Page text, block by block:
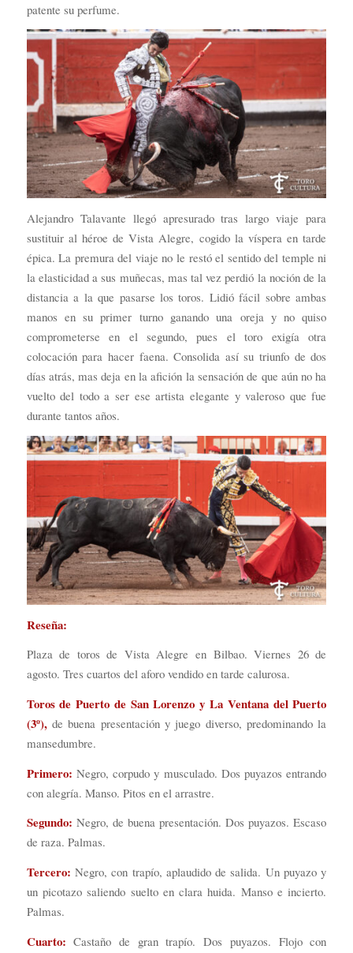
patente su perfume.
Alejandro Talavante llegó apresurado tras largo viaje para
sustituir al héroe de Vista Alegre, cogido la víspera en tarde
épica. La premura del viaje no le restó el sentido del temple ni
la elasticidad a sus muñecas, mas tal vez perdió la noción de la
distancia a la que pasarse los toros. Lidió fácil sobre ambas
manos en su primer turno ganando una oreja y no quiso
comprometerse en el segundo, pues el toro exigía otra
colocación para hacer faena. Consolida así su triunfo de dos
días atrás, mas deja en la afición la sensación de que aún no ha
vuelto del todo a ser ese artista elegante y valeroso que fue
durante tantos años.
Reseña:
Plaza de toros de Vista Alegre en Bilbao. Viernes 26 de
agosto. Tres cuartos del aforo vendido en tarde calurosa.
Toros de Puerto de San Lorenzo y La Ventana del Puerto
(3º), de buena presentación y juego diverso, predominando la
mansedumbre.
Primero: Negro, corpudo y musculado. Dos puyazos entrando
con alegría. Manso. Pitos en el arrastre.
Segundo: Negro, de buena presentación. Dos puyazos. Escaso
de raza. Palmas.
Tercero: Negro, con trapío, aplaudido de salida. Un puyazo y
un picotazo saliendo suelto en clara huida. Manso e incierto.
Palmas.
Cuarto: Castaño de gran trapío. Dos puyazos. Flojo con